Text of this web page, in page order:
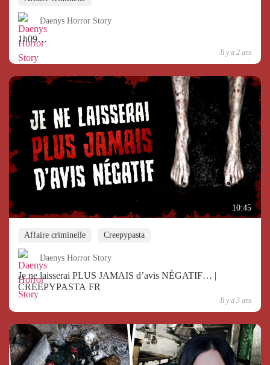
Daenys Horror Story
1h09…
Il y a 2 ans
10:45
Affaire criminelle Creepypasta
Daenys Horror Story
Je ne laisserai PLUS JAMAIS d’avis NÉGATIF… |
CREEPYPASTA FR
Il y a 3 ans